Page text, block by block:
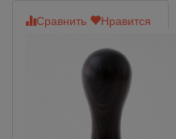
Сравнить Нравится